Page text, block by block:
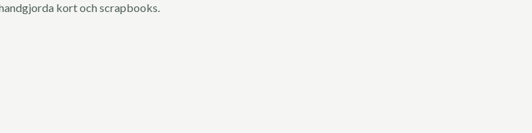
kort och scrapbooks.